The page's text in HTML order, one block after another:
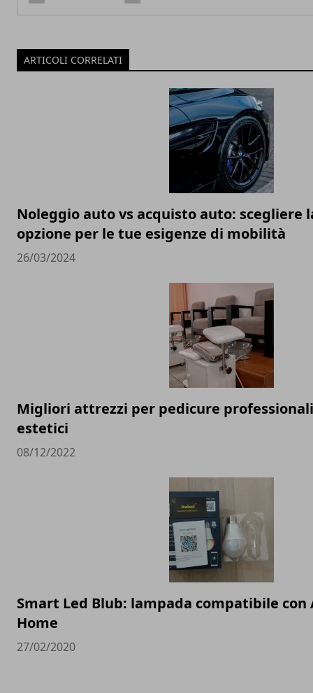
ARTICOLI CORRELATI
Noleggio auto vs acquisto auto: scegliere
opzione per le tue esigenze di mobilità
26/03/2024
Migliori attrezzi per pedicure
estetici
08/12/2022
Smart Led Blub: lampada compatibile con
Home
27/02/2020